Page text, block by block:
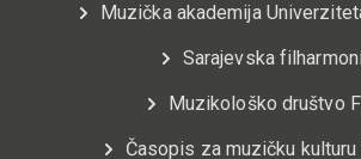
Muzička akademija
Sarajevska
Muzikološko društvo
Časopis za muzičku kulturu